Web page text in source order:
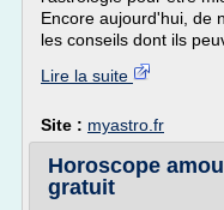
Encore aujourd'hui, de
les conseils dont ils
Lire la suite
Site : myastro.fr
Horoscope
gratuit